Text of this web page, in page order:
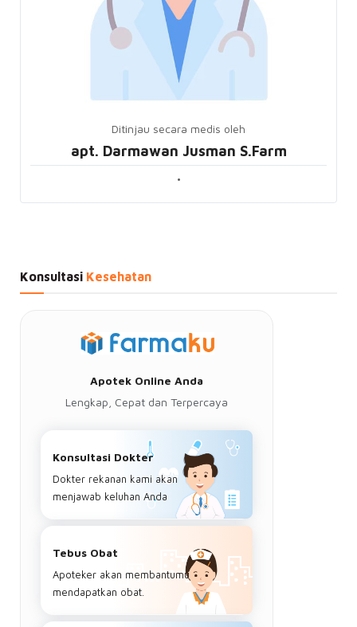
Ditinjau secara medis oleh
apt. Darmawan Jusman S.Farm
•
Konsultasi Kesehatan
Apotek Online Anda
Lengkap, Cepat dan Terpercaya
Konsultasi Dokter
Dokter rekanan kami akan
menjawab keluhan Anda
Tebus Obat
Apoteker akan membantumu
mendapatkan obat.